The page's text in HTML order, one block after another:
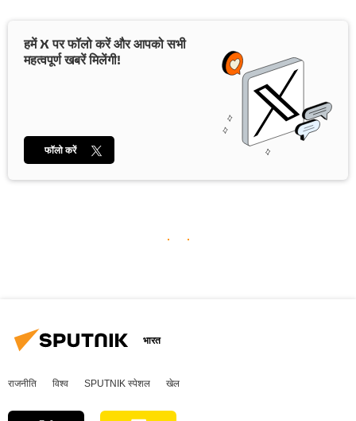
हमें X पर फॉलो करें और आपको सभी
महत्वपूर्ण खबरें मिलेंगी!
फॉलो करें
भारत
राजनीति विश्व SPUTNIK स्पेशल खेल